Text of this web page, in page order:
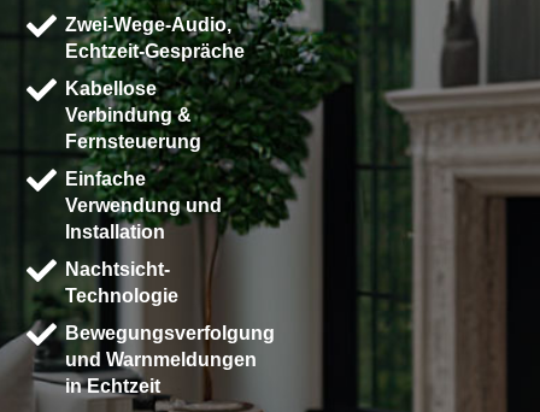
Zwei-Wege-Audio,
Echtzeit-Gespräche
Kabellose
Verbindung &
Fernsteuerung
Einfache
Verwendung und
Installation
Nachtsicht-
Technologie
Bewegungsverfolgung
und Warnmeldungen
in Echtzeit